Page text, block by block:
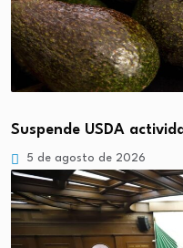
Suspende USDA
5 de agosto de 2026